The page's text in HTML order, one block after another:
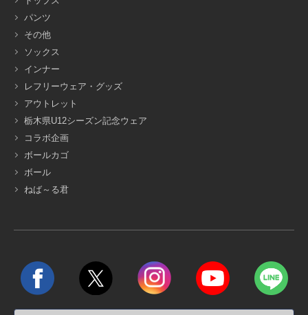
パンツ
その他
ソックス
インナー
レフリーウェア・グッズ
アウトレット
栃木県U12シーズン記念ウェア
コラボ企画
ボールカゴ
ボール
ねば～る君